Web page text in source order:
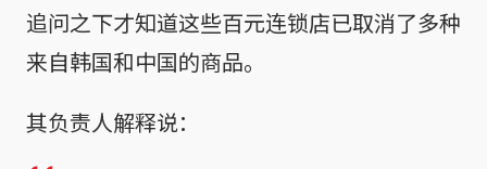
追问之下才知道这些百元连锁店已取消了多种
来自韩国和中国的商品。
其负责人解释说：